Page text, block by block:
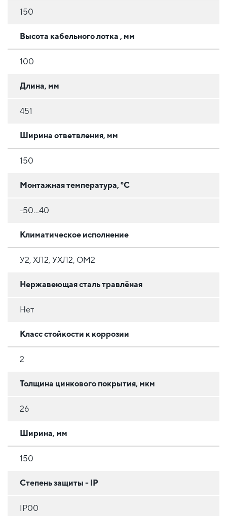
150
Высота кабельного лотка , мм
100
Длина, мм
451
Ширина ответвления, мм
150
Монтажная температура, °C
-50...40
Климатическое исполнение
У2, ХЛ2, УХЛ2, ОМ2
Нержавеющая сталь травлёная
Нет
Класс стойкости к коррозии
2
Толщина цинкового покрытия, мкм
26
Ширина, мм
150
Степень защиты - IP
IP00